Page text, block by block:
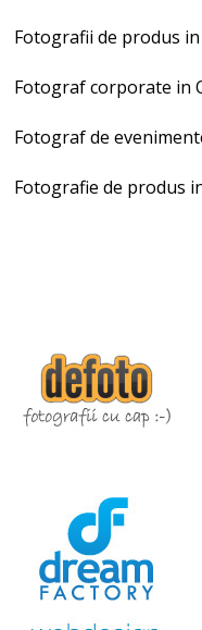
Fotografii de produs
Fotograf corporate in
Fotograf de
Fotografie de produs